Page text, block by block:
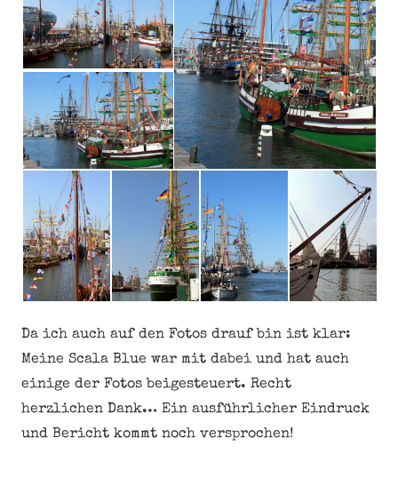
Da ich auch auf den Fotos drauf bin ist klar:
Meine Scala Blue war mit dabei und hat auch
einige der Fotos beigesteuert. Recht
herzlichen Dank… Ein ausführlicher Eindruck
und Bericht kommt noch versprochen!